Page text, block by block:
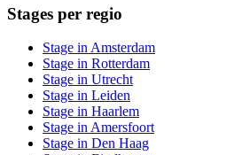
Stages per regio
Stage in Amsterdam
Stage in Rotterdam
Stage in Utrecht
Stage in Leiden
Stage in Haarlem
Stage in Amersfoort
Stage in Den Haag